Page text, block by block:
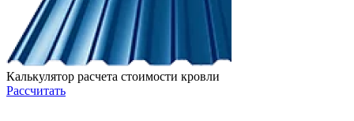
Калькулятор расчета стоимости кровли
Рассчитать